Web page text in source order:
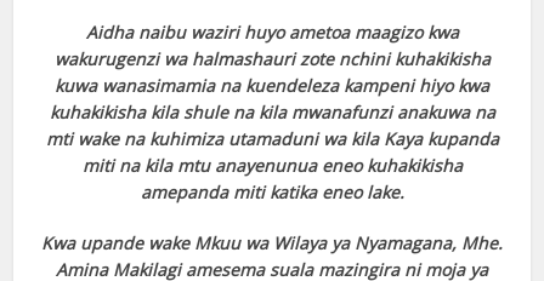
Aidha naibu waziri huyo ametoa maagizo kwa
wakurugenzi wa halmashauri zote nchinikuhakikisha
kuwa wanasimamia na kuendeleza kampeni hiyo kwa
kuhakikisha kila shule na kila mwanafunzi anakuwa na
mti wake na kuhimiza utamaduni wa kila Kaya kupanda
miti na kila mtu anayenunua eneo kuhakikisha
amepanda miti katika eneolake.
Kwa upande wake Mkuu wa Wilaya ya Nyamagana, Mhe.
Amina Makilagi amesema suala mazingira ni moja ya